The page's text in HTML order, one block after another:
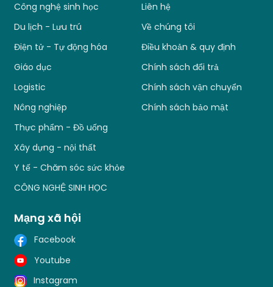
Công nghệ sinh học
Du lịch - Lưu trú
Điện tử - Tự động hóa
Giáo dục
Logistic
Nông nghiệp
Thực phẩm - Đồ uống
Xây dựng - nội thất
Y tế - Chăm sóc sức khỏe
CÔNG NGHỆ SINH HỌC
Liên hệ
Về chúng tôi
Điều khoản & quy định
Chính sách đổi trả
Chính sách vận chuyển
Chính sách bảo mật
Mạng xã hội
Facebook
Youtube
Instagram